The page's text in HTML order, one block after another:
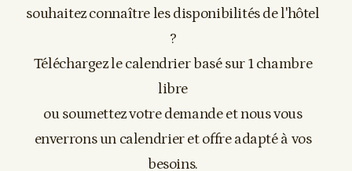
souhaitez connaître les disponibilités de l'hôtel
?
Téléchargez le calendrier basé sur 1 chambre
libre
ou soumettez votre demande et nous vous
enverrons un calendrier et offre adapté à vos
besoins.